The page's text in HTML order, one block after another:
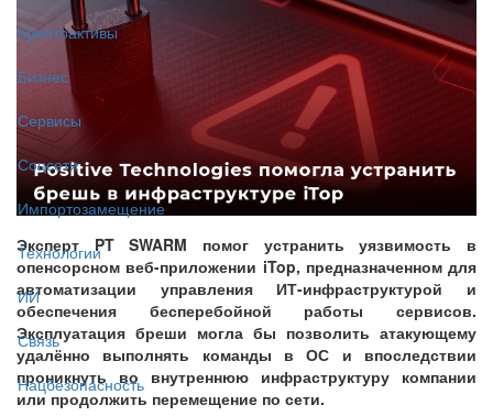
Криптоактивы
Бизнес
Сервисы
Соцсети
Импортозамещение
Технологии
ИИ
Связь
Нацбезопасность
Эксперт PT SWARM помог устранить уязвимость в
опенсорсном веб-приложении iTop, предназначенном для
автоматизации управления ИТ-инфраструктурой и
обеспечения бесперебойной работы сервисов.
Эксплуатация бреши могла бы позволить атакующему
удалённо выполнять команды в ОС и впоследствии
проникнуть во внутреннюю инфраструктуру компании
или продолжить перемещение по сети.